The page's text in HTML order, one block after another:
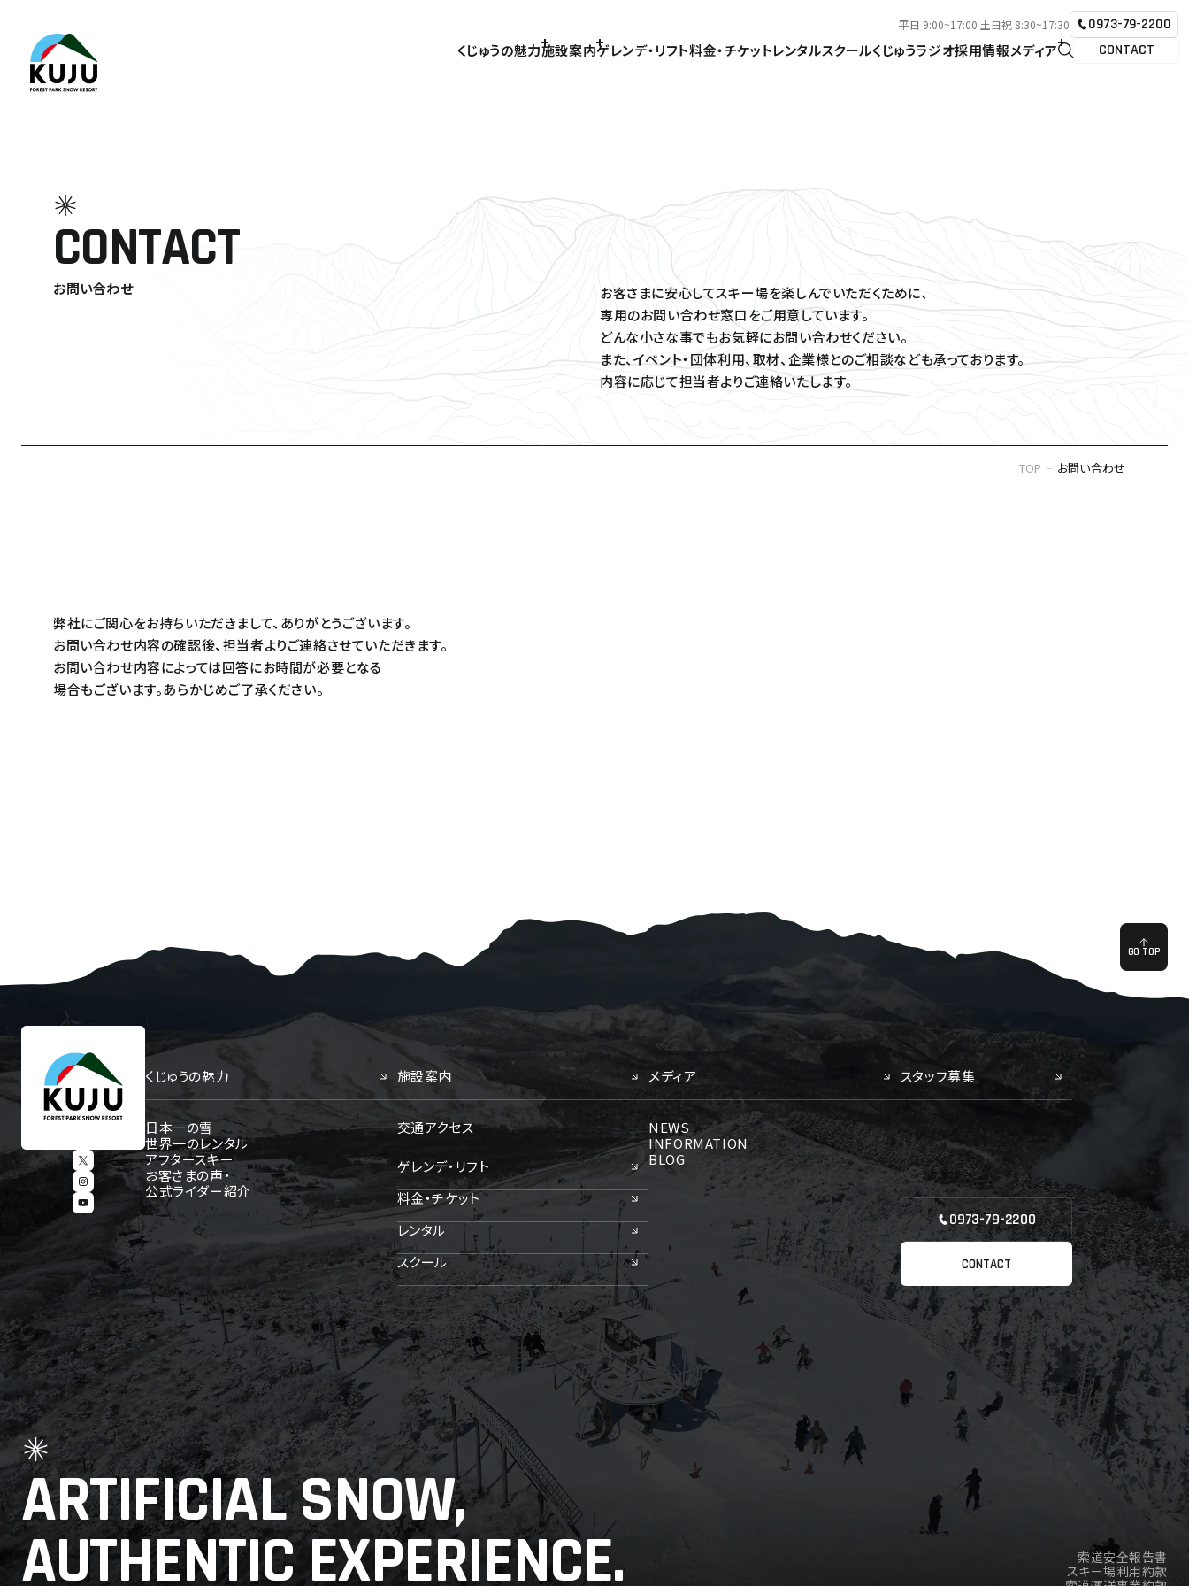
平日 9:00~17:00 土日祝 8:30~17:30
0973-79-2200
くじゅうの魅力施設案内ゲレンデ・リフト料金・チケットレンタルスクールくじゅうラジオ採用情報メディア CONTACT
CONTACT
お問い合わせ
お客さまに安心してスキー場を楽しんでいただくために、
専用のお問い合わせ窓口をご用意しています。
どんな小さな事でもお気軽にお問い合わせください。
また、イベント・団体利用、取材、企業様とのご相談なども承っております。
内容に応じて担当者よりご連絡いたします。
TOP お問い合わせ
弊社にご関心をお持ちいただきまして、ありがとうございます。
お問い合わせ内容の確認後、担当者よりご連絡させていただきます。
お問い合わせ内容によっては回答にお時間が必要となる
場合もございます。あらかじめご了承ください。
GO TOP
くじゅうの魅力
日本一の雪
世界一のレンタル
アフタースキー
お客さまの声・
公式ライダー紹介
施設案内
交通アクセス
ゲレンデ・リフト
料金・チケット
レンタル
スクール
メディア
NEWS
INFORMATION
BLOG
スタッフ募集
0973-79-2200
CONTACT
ARTIFICIAL SNOW,
AUTHENTIC EXPERIENCE.
索道安全報告書
スキー場利用約款